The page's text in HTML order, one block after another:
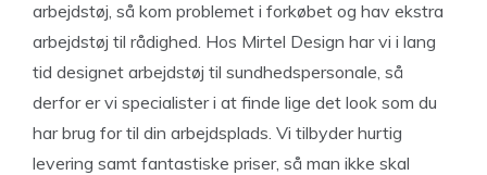
arbejdstøj, så kom problemet i forkøbet og hav ekstra
arbejdstøj til rådighed. Hos Mirtel Design har vi i lang
tid designet arbejdstøj til sundhedspersonale, så
derfor er vi specialister i at finde lige det look som du
har brug for til din arbejdsplads. Vi tilbyder hurtig
levering samt fantastiske priser, så man ikke skal